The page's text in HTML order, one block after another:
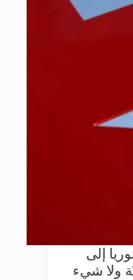
إلى
ولا شيء